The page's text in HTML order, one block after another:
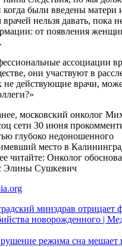
были введены матери
нельзя давать, пока
от появления
ассоциации
они участвуют в
не действующие врачи,
московский онколог
сети 30 июня
глубоко недоношенного
место в
читайте: Онколог
Элины Сушкевич
минздрав отрицает
новорожденного |
режима сна мешает